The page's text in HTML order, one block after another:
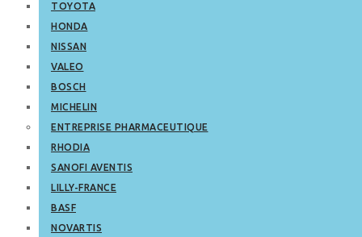
TOYOTA
HONDA
NISSAN
VALEO
BOSCH
MICHELIN
ENTREPRISE PHARMACEUTIQUE
RHODIA
SANOFI AVENTIS
LILLY-FRANCE
BASF
NOVARTIS